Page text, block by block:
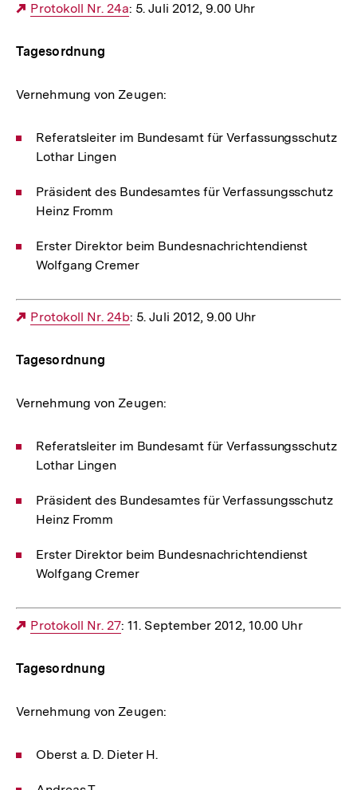
Externer
Protokoll Nr. 24a: 5. Juli 2012, 9.00 Uhr
Tagesordnung
Vernehmung von Zeugen:
Referatsleiter im Bundesamt für Verfassungsschutz
Lothar Lingen
Präsident des Bundesamtes für Verfassungsschutz
Heinz Fromm
Erster Direktor beim Bundesnachrichtendienst
Wolfgang Cremer
Externer
Protokoll Nr. 24b: 5. Juli 2012, 9.00 Uhr
Tagesordnung
Vernehmung von Zeugen:
Referatsleiter im Bundesamt für Verfassungsschutz
Lothar Lingen
Präsident des Bundesamtes für Verfassungsschutz
Heinz Fromm
Erster Direktor beim Bundesnachrichtendienst
Wolfgang Cremer
Externer
Protokoll Nr. 27: 11. September 2012, 10.00 Uhr
Tagesordnung
Vernehmung von Zeugen:
Oberst a. D. Dieter H.